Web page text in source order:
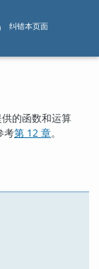
纠错本页面
的函数和运算
考第 12 章。